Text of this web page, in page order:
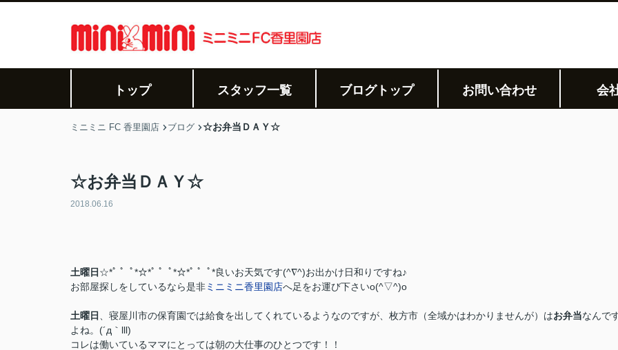
トップ スタッフ一覧 ブログトップ お問い合わせ 会
ミニミニ FC 香里園店 ブログ ☆お弁当ＤＡＹ☆
☆お弁当ＤＡＹ☆
2018.06.16
土曜日 ☆*ﾟ ゜ﾟ*☆*ﾟ ゜ﾟ*☆*ﾟ ゜ﾟ*良いお天気です(^∇^)お出かけ日和りですね♪
お部屋探しをしているなら是非ミニミニ香里園店へ足をお運び下さいo(^▽^)o
土曜日 、寝屋川市の保育園では給食を出してくれているようなのですが、枚方市（全域かはわかりませんが）はお弁当なんで
よね。(´д｀lll)
コレは働いているママにとっては朝の大仕事のひとつです！！